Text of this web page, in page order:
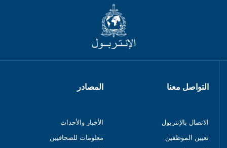
التواصل معنا
الاتصال بالإنتربول
تعيين الموظفين
المصادر
الأخبار والأحداث
معلومات للصحافيين